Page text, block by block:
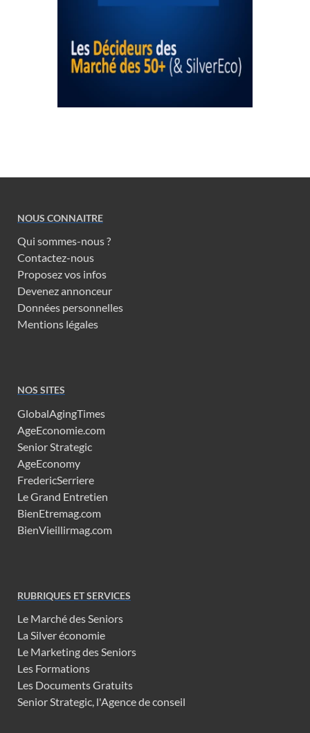
NOUS CONNAITRE
Qui sommes-nous ?
Contactez-nous
Proposez vos infos
Devenez annonceur
Données personnelles
Mentions légales
NOS SITES
GlobalAgingTimes
AgeEconomie.com
Senior Strategic
AgeEconomy
FredericSerriere
Le Grand Entretien
BienEtremag.com
BienVieillirmag.com
RUBRIQUES ET SERVICES
Le Marché des Seniors
La Silver économie
Le Marketing des Seniors
Les Formations
Les Documents Gratuits
Senior Strategic, l'Agence de conseil